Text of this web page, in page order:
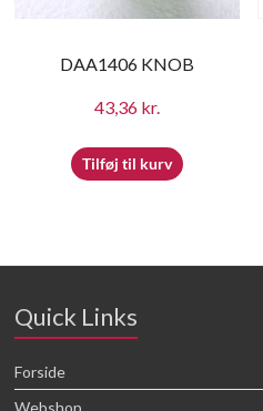
DAA1406 KNOB
43,36 kr.
Tilføj til kurv
Quick Links
Forside